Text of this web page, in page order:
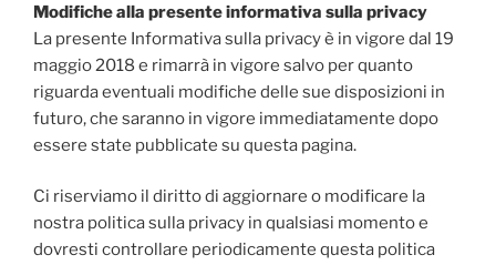
Modifiche alla presente informativa sulla privacy
La presente Informativa sulla privacy è in vigore dal 19
maggio 2018 e rimarrà in vigore salvo per quanto
riguarda eventuali modifiche delle sue disposizioni in
futuro, che saranno in vigore immediatamente dopo
essere state pubblicate su questa pagina.
Ci riserviamo il diritto di aggiornare o modificare la
nostra politica sulla privacy in qualsiasi momento e
dovresti controllare periodicamente questa politica